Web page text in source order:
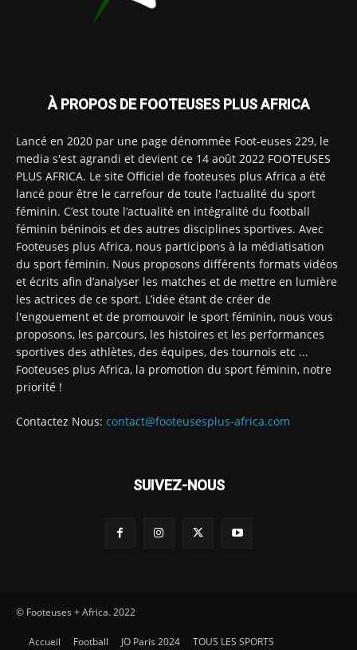
À PROPOS DE FOOTEUSES PLUS AFRICA
Lancé en 2020 par une page dénommée Foot-euses 229, le
media s'est agrandi et devient ce 14 août 2022 FOOTEUSES
PLUS AFRICA. Le site Officiel de footeuses plus Africa a été
lancé pour être le carrefour de toute l'actualité du sport
féminin. C’est toute l’actualité en intégralité du football
féminin béninois et des autres disciplines sportives. Avec
Footeuses plus Africa, nous participons à la médiatisation
du sport féminin. Nous proposons différents formats vidéos
et écrits afin d’analyser les matches et de mettre en lumière
les actrices de ce sport. L’idée étant de créer de
l'engouement et de promouvoir le sport féminin, nous vous
proposons, les parcours, les histoires et les performances
sportives des athlètes, des équipes, des tournois etc ...
Footeuses plus Africa, la promotion du sport féminin, notre
priorité !
Contactez Nous: contact@footeusesplus-africa.com
SUIVEZ-NOUS
© Footeuses + Africa. 2022
Accueil Football JO Paris 2024 TOUS LES SPORTS